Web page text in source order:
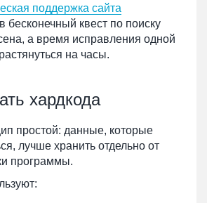
поддержка сайта
бесконечный квест по поиску
а время исправления одной
на часы.
хардкода
простой: данные, которые
лучше хранить отдельно от
программы.